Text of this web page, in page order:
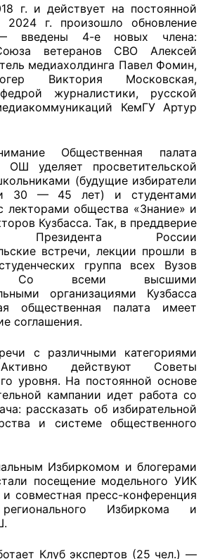
ОП КО”
за 2024 г.
г. и действует на постоянной
г. произошло обновление
введены 4-е новых члена:
ветеранов СВО Алексей
медиахолдинга Павел Фомин,
Виктория Московская,
журналистики, русской
КемГУ Артур
Общественная палата
ОШ уделяет просветительской
(будущие избиратели
30 — 45 лет) и студентами
лекторами общества «Знание» и
Кузбасса. Так, в преддверие
Президента России
встречи, лекции прошли в
группа всех Вузов
Со всеми высшими
организациями Кузбасса
общественная палата имеет
соглашения.
с различными категориями
Активно действуют Советы
уровня. На постоянной основе
кампании идет работа со
рассказать об избирательной
и системе общественного
Избиркомом и блогерами
посещение модельного УИК
совместная пресс-конференция
регионального Избиркома и
Клуб экспертов (25 чел.) —